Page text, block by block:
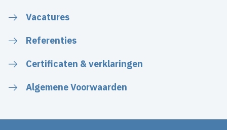
Vacatures
Referenties
Certificaten & verklaringen
Algemene Voorwaarden